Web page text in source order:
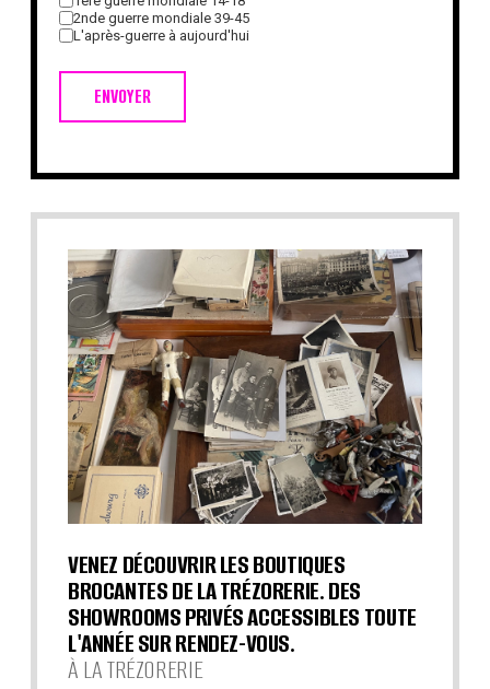
ENVOYER
2nde guerre mondiale 39-45
L'après-guerre à aujourd'hui
VENEZ DÉCOUVRIR LES BOUTIQUES
BROCANTES DE LA TRÉZORERIE. DES
SHOWROOMS PRIVÉS ACCESSIBLES TOUTE
L'ANNÉE SUR RENDEZ-VOUS.
À LA TRÉZORERIE